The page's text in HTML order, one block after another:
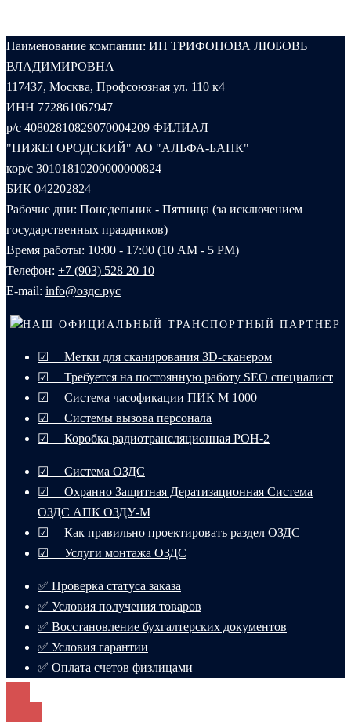
Наименование компании: ИП ТРИФОНОВА ЛЮБОВЬ
ВЛАДИМИРОВНА
117437, Москва, Профсоюзная ул. 110 к4
ИНН 772861067947
р/с 40802810829070004209 ФИЛИАЛ
"НИЖЕГОРОДСКИЙ" АО "АЛЬФА-БАНК"
кор/с 30101810200000000824
БИК 042202824
Рабочие дни: Понедельник - Пятница (за исключением
государственных праздников)
Время работы: 10:00 - 17:00 (10 AM - 5 PM)
Телефон: +7 (903) 528 20 10‬
E-mail: info@оздс.рус
НАШ ОФИЦИАЛЬНЫЙ ТРАНСПОРТНЫЙ ПАРТНЕР
☑ Метки для сканирования 3D-сканером
☑ Требуется на постоянную работу SEO специалист
☑ Система часофикации ПИК М 1000
☑ Системы вызова персонала
☑ Коробка радиотрансляционная РОН-2
☑ Система ОЗДС
☑ Охранно Защитная Дератизационная Система
ОЗДС АПК ОЗДУ-М
☑ Как правильно проектировать раздел ОЗДС
☑ Услуги монтажа ОЗДС
✅ Проверка статуса заказа
✅ Условия получения товаров
✅ Восстановление бухгалтерских документов
✅ Условия гарантии
✅ Оплата счетов физлицами